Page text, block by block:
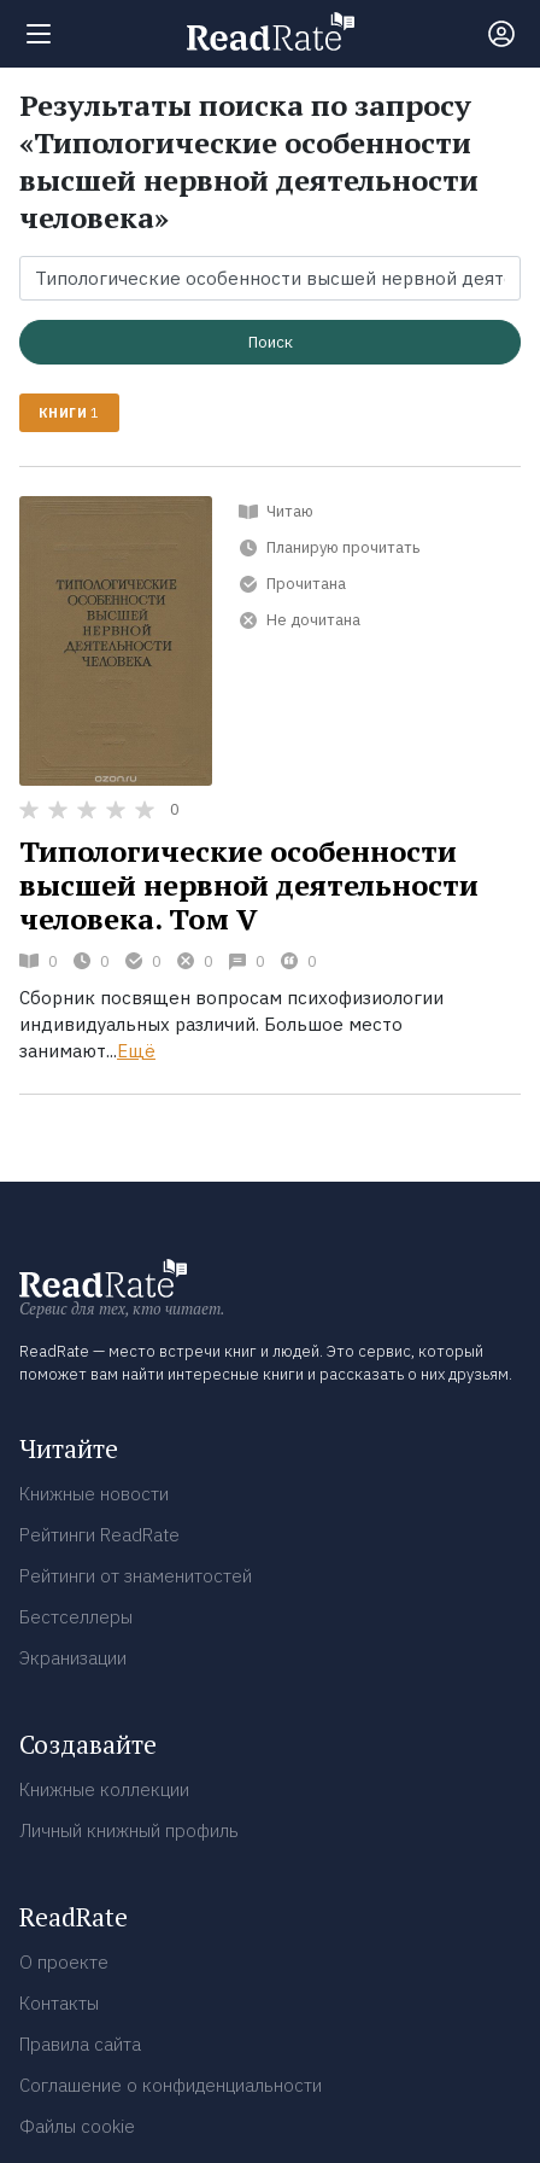
Поиск
Новости
Рейтинги
Книги
Экранизации
Коллекции
Результаты поиска по запросу
«Типологические особенности
высшей нервной деятельности
человека»
Поиск
КНИГИ 1
Читаю
Планирую прочитать
Прочитана
Не дочитана
0
Типологические особенности
высшей нервной деятельности
человека. Том V
0 0 0 0 0 0
Сборник посвящен вопросам психофизиологии
индивидуальных различий. Большое место
занимают...Ещё
Сервис для тех, кто читает.
ReadRate — место встречи книг и людей. Это сервис, который
поможет вам найти интересные книги и рассказать о них друзьям.
Читайте
Книжные новости
Рейтинги ReadRate
Рейтинги от знаменитостей
Бестселлеры
Экранизации
Создавайте
Книжные коллекции
Личный книжный профиль
ReadRate
О проекте
Контакты
Правила сайта
Соглашение о конфиденциальности
Файлы cookie